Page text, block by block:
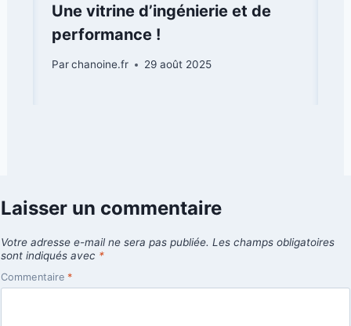
Une vitrine d’ingénierie et de
performance !
Parchanoine.fr 29 août 2025
Laisser un commentaire
Votre adresse e-mail ne sera pas publiée. Les champs obligatoires
sont indiqués avec *
Commentaire *